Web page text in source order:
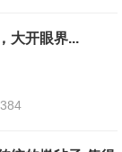
大开眼界...